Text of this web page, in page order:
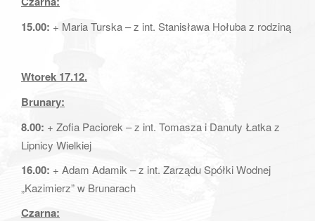
15.00: + Maria Turska – z int. Stanisława Hołuba z rodziną
Wtorek 17.12.
Brunary:
8.00: + Zofia Paciorek – z int. Tomasza i Danuty Łatka z
Lipnicy Wielkiej
16.00: + Adam Adamik – z int. Zarządu Spółki Wodnej
„Kazimierz” w Brunarach
Czarna: